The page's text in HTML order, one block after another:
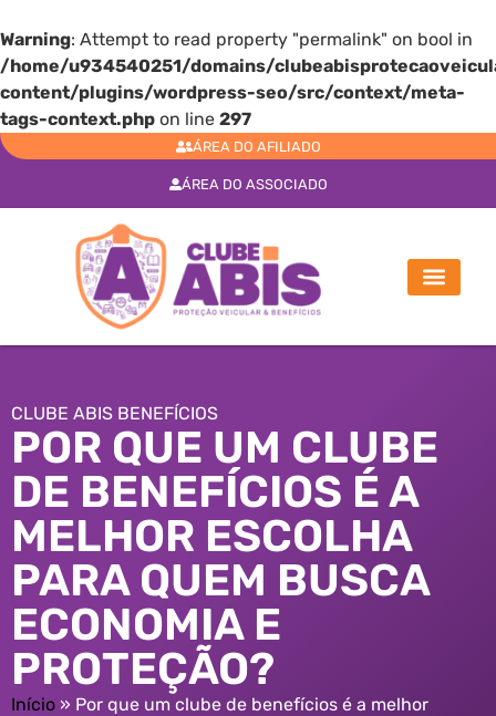
Warning: Attempt to read property "permalink" on bool in
/home/u934540251/domains/
content/plugins/wordpress-seo/src/context/meta-
tags-context.php on line 297
ÁREA DO AFILIADO
ÁREA DO ASSOCIADO
CLUBE ABIS BENEFÍCIOS
POR QUE UM CLUBE
DE BENEFÍCIOS É A
MELHOR ESCOLHA
PARA QUEM BUSCA
ECONOMIA E
PROTEÇÃO?
Início » Por que um clube de benefícios é a melhor